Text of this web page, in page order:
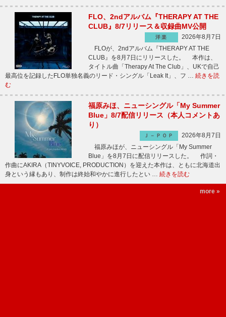
FLO、2ndアルバム『THERAPY AT THE
CLUB』8/7リリース＆収録曲MV公開
洋楽
2026年8月7日
FLOが、2ndアルバム『THERAPY AT THE
CLUB』を8月7日にリリースした。 本作は、
タイトル曲「Therapy At The Club」、UKで自己
最高位を記録したFLO単独名義のリード・シングル「Leak It」、フ … 続きを読
む
福原みほ、ニューシングル「My Summer
Blue」8/7配信リリース（本人コメントあ
り）
Ｊ－ＰＯＰ
2026年8月7日
福原みほが、ニューシングル「My Summer
Blue」を8月7日に配信リリースした。 作詞・
作曲にAKIRA（TINYVOICE, PRODUCTION）を迎えた本作は、ともに北海道出
身という縁もあり、制作は終始和やかに進行したとい … 続きを読む
more »